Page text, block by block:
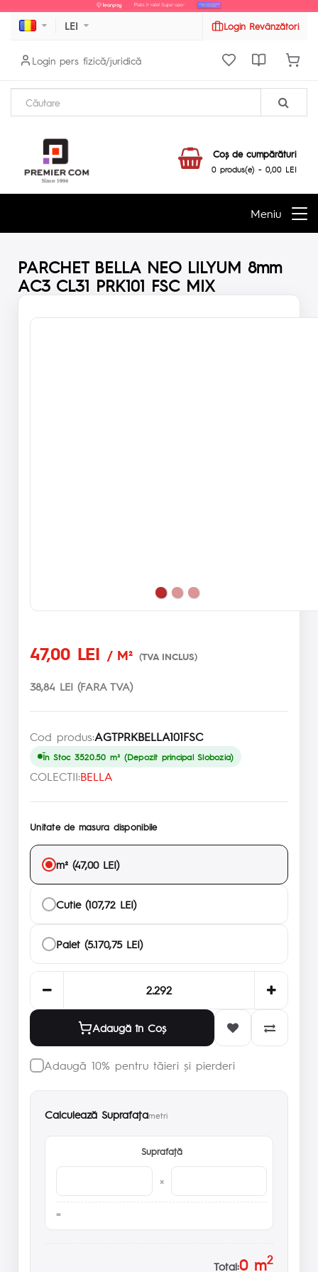
LEI Login Revânzători
Login pers fizică/juridică
Coş de cumpărături
0 produs(e) - 0,00 LEI
Meniu
PARCHET BELLA NEO LILYUM 8mm
AC3 CL31 PRK101 FSC MIX
47,00 LEI / M² (TVA INCLUS)
38,84 LEI (FARA TVA)
Cod produs:AGTPRKBELLA101FSC
În Stoc 3520.50 m² (Depozit principal Slobozia)
COLECTII:BELLA
Unitate de masura disponibile
m² (47,00 LEI)
Cutie (107,72 LEI)
Palet (5.170,75 LEI)
Adaugă în Coş
Adaugă 10% pentru tăieri și pierderi
Calculează Suprafaţametri
Suprafaţă
×
Total:0m2